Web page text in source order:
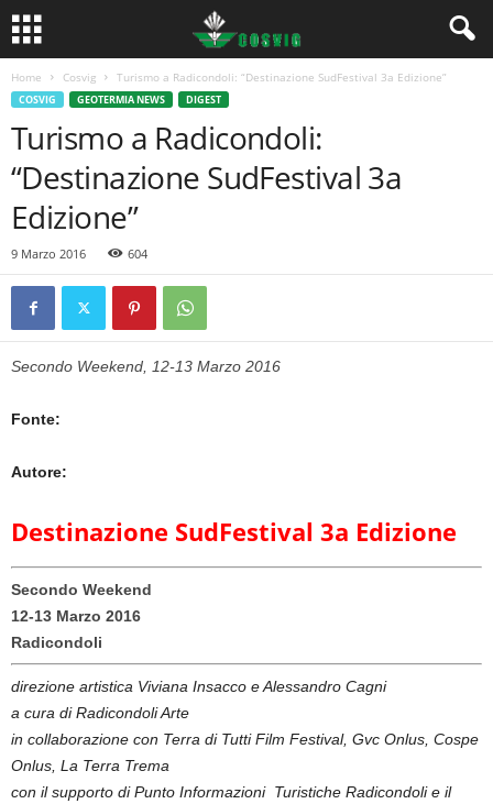
Home Cosvig Turismo a Radicondoli: “Destinazione SudFestival 3a Edizione”
COSVIG GEOTERMIA NEWS DIGEST
Turismo a Radicondoli:
“Destinazione SudFestival 3a
Edizione”
9 Marzo 2016 604
Secondo Weekend, 12-13 Marzo 2016
Fonte:
Autore:
Destinazione SudFestival 3a Edizione
Secondo Weekend
12-13 Marzo 2016
Radicondoli
direzione artistica Viviana Insacco e Alessandro Cagni
a cura di Radicondoli Arte
in collaborazione con Terra di Tutti Film Festival, Gvc Onlus, Cospe
Onlus, La Terra Trema
con il supporto di Punto Informazioni Turistiche Radicondoli e il